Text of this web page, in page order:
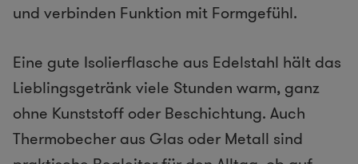
und verbinden Funktion mit Formgefühl.
Eine gute Isolierflasche aus Edelstahl hält das
Lieblingsgetränk viele Stunden warm, ganz
ohne Kunststoff oder Beschichtung. Auch
Thermobecher aus Glas oder Metall sind